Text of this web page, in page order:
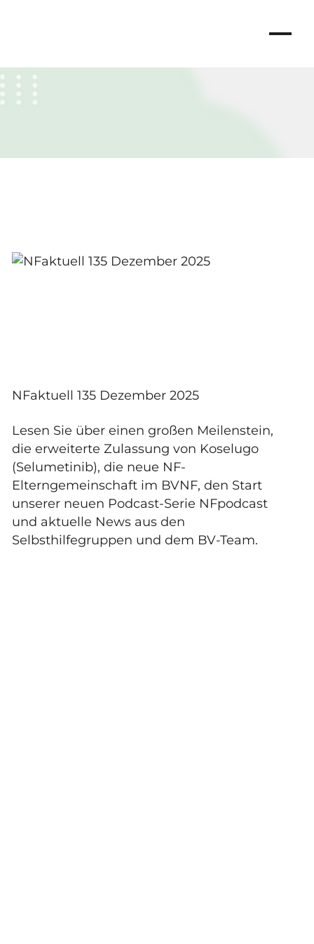
NFaktuell 135 Dezember 2025
Lesen Sie über einen großen Meilenstein,
die erweiterte Zulassung von Koselugo
(Selumetinib), die neue NF-
Elterngemeinschaft im BVNF, den Start
unserer neuen Podcast-Serie NFpodcast
und aktuelle News aus den
Selbsthilfegruppen und dem BV-Team.